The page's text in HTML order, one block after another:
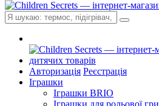
Авторизація Реєстрація
Іграшки
Іграшки BRIO
Іграшки для рольової гри